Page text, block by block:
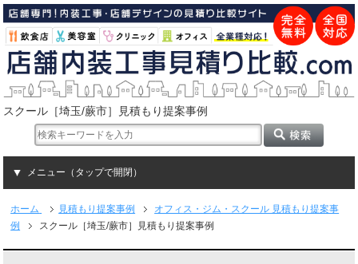
スクール［埼玉/蕨市］見積もり提案事例
メニュー（タップで開閉）
ホーム 見積もり提案事例
オフィス・ジム・スクール 見積もり提案事
例
スクール［埼玉/蕨市］見積もり提案事例